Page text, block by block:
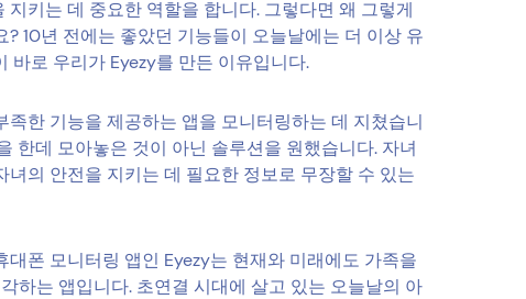
키는 데 중요한 역할을 합니다. 그렇다면 왜 그렇게
10년 전에는 좋았던 기능들이 오늘날에는 더 이상 유
바로 우리가 Eyezy를 만든 이유입니다.
족한 기능을 제공하는 앱을 모니터링하는 데 지쳤습니
한데 모아놓은 것이 아닌 솔루션을 원했습니다. 자녀
녀의 안전을 지키는 데 필요한 정보로 무장할 수 있는
폰 모니터링 앱인 Eyezy는 현재와 미래에도 가족을
하는 앱입니다. 초연결 시대에 살고 있는 오늘날의 아